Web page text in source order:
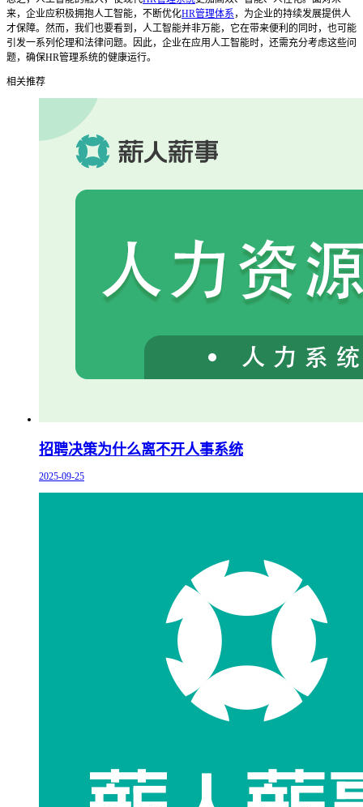
来，企业应积极拥抱人工智能，不断优化HR管理体系 ，为企业的持续发展提供人
才保障。然而，我们也要看到，人工智能并非万能，它在带来便利的同时，也可能
引发一系列伦理和法律问题。因此，企业在应用人工智能时，还需充分考虑这些问
题，确保HR管理系统的健康运行。
相关推荐
招聘决策为什么离不开人事系统
2025-09-25